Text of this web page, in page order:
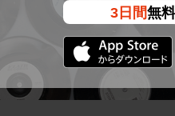
3日間無